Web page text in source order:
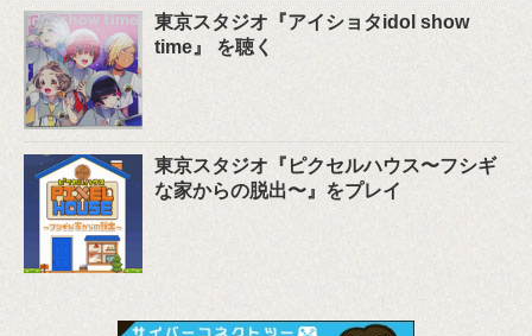
東京スタジオ『アイショタidol show
time』 を聴く
東京スタジオ『ピクセルハウス〜フシギ
な家からの脱出〜』をプレイ